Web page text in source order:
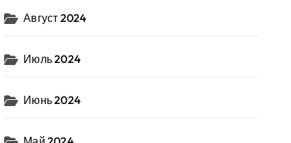
Август 2024
Июль 2024
Июнь 2024